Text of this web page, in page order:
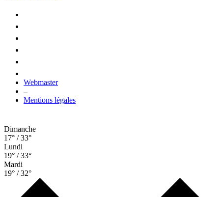
Webmaster
–
Mentions légales
Dimanche
17° / 33°
Lundi
19° / 33°
Mardi
19° / 32°